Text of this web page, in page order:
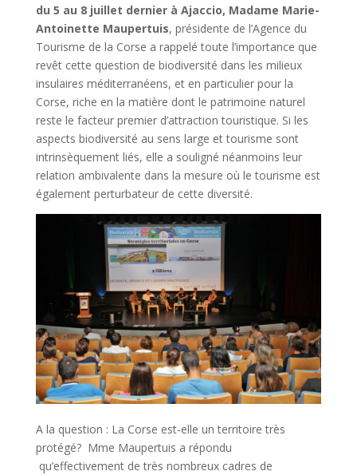
du 5 au 8 juillet dernier à Ajaccio, Madame Marie-
Antoinette Maupertuis, présidente de l’Agence du
Tourisme de la Corse a rappelé toute l’importance que
revêt cette question de biodiversité dans les milieux
insulaires méditerranéens, et en particulier pour la
Corse, riche en la matière dont le patrimoine naturel
reste le facteur premier d’attraction touristique. Si les
aspects biodiversité au sens large et tourisme sont
intrinsèquement liés, elle a souligné néanmoins leur
relation ambivalente dans la mesure où le tourisme est
également perturbateur de cette diversité.
A la question : La Corse est-elle un territoire très
protégé? Mme Maupertuis a répondu
qu’effectivement de très nombreux cadres de